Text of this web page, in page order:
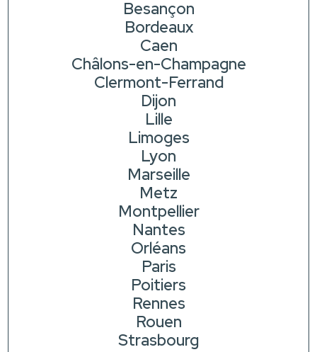
Besançon
Bordeaux
Caen
Châlons-en-Champagne
Clermont-Ferrand
Dijon
Lille
Limoges
Lyon
Marseille
Metz
Montpellier
Nantes
Orléans
Paris
Poitiers
Rennes
Rouen
Strasbourg